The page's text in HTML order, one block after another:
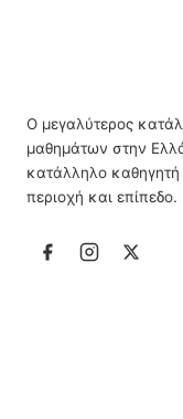
Ο μεγαλύτερος
μαθημάτων στην
κατάλληλο
περιοχή και επίπεδο.